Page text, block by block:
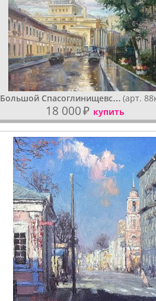
Большой Спасоглинищевс… (арт.
18 000₽ купить